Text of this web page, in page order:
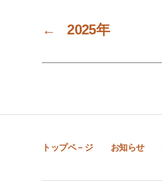
← 2025年
トップペ－ジ お知らせ